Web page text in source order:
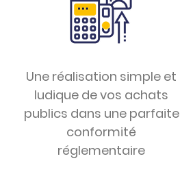
Une réalisation simple et
ludique de vos achats
publics dans une parfaite
conformité
réglementaire